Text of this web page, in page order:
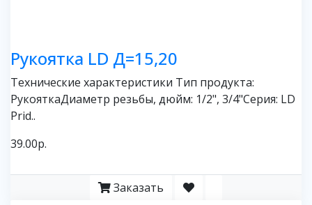
Рукоятка LD Д=15,20
Технические характеристики Тип продукта:
РукояткаДиаметр резьбы, дюйм: 1/2", 3/4"Серия: LD
Prid..
39.00р.
Заказать